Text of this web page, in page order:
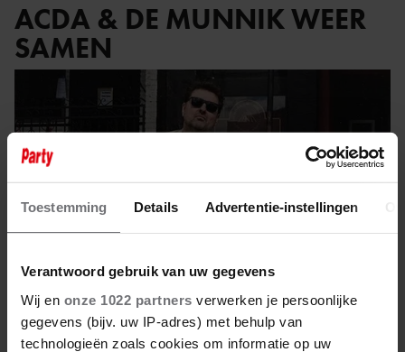
Toestemming Details Advertentie-instellingen
Verantwoord gebruik van uw gegevens
Wij en onze 1022 partners verwerken je persoonlijke
gegevens (bijv. uw IP-adres) met behulp van
technologieën zoals cookies om informatie op uw
ACDA & DE MUNNIK WEER
SAMEN